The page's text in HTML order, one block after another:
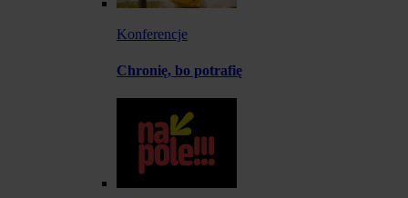
Konferencje
Chronię, bo potrafię